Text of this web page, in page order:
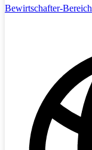
Bewirtschafter-Bereich